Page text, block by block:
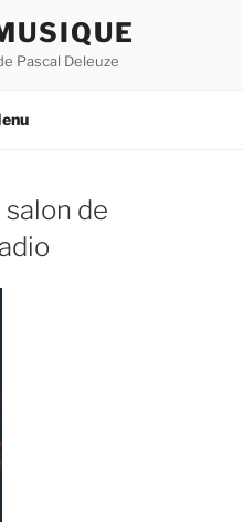
Pascal Deleuze
de